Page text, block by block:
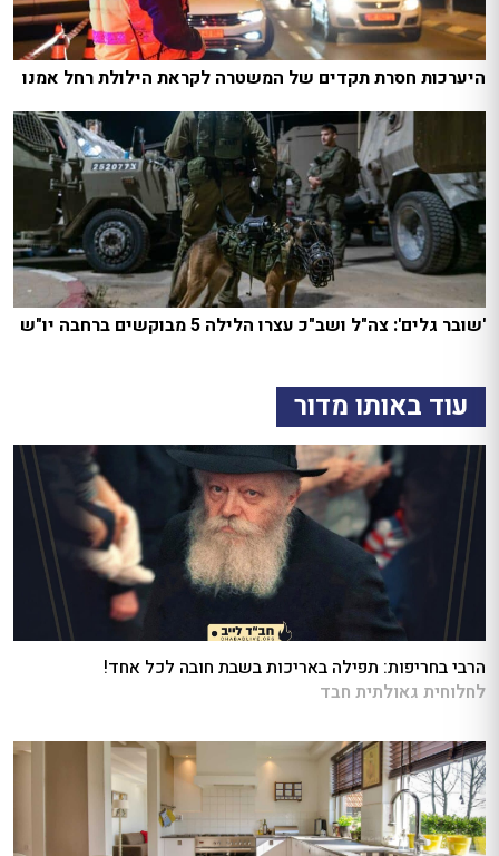
היערכות חסרת תקדים של המשטרה לקראת הילולת רחל אמנו
'שובר גלים': צה"ל ושב"כ עצרו הלילה 5 מבוקשים ברחבה יו"ש
עוד באותו מדור
הרבי בחריפות: תפילה באריכות בשבת חובה לכל אחד!
לחלוחית גאולתית חבד